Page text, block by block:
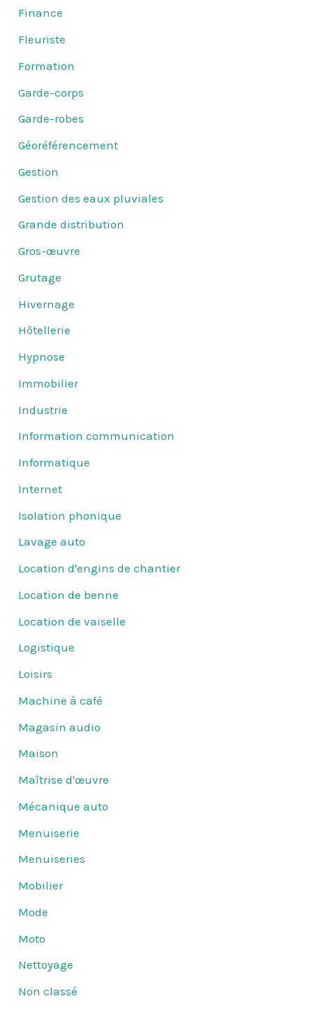
Finance
Fleuriste
Formation
Garde-corps
Garde-robes
Géoréférencement
Gestion
Gestion des eaux pluviales
Grande distribution
Gros-œuvre
Grutage
Hivernage
Hôtellerie
Hypnose
Immobilier
Industrie
Information communication
Informatique
Internet
Isolation phonique
Lavage auto
Location d'engins de chantier
Location de benne
Location de vaiselle
Logistique
Loisirs
Machine à café
Magasin audio
Maison
Maîtrise d'œuvre
Mécanique auto
Menuiserie
Menuiseries
Mobilier
Mode
Moto
Nettoyage
Non classé